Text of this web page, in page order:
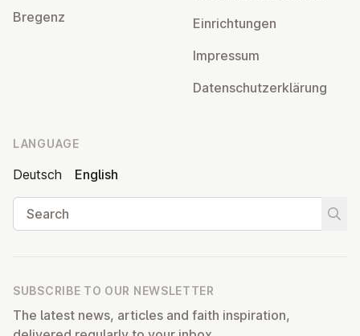
Bregenz
Ein­rich­tun­gen
Impressum
Datens­chutzerklärung
LANGUAGE
Deutsch
English
Search
SUBSCRIBE TO OUR NEWSLETTER
The latest news, articles and faith inspiration,